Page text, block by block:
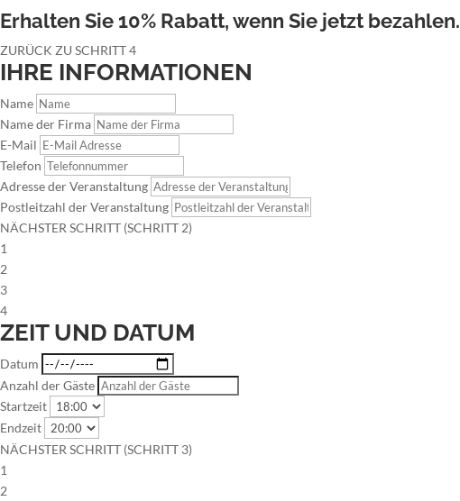
Erhalten Sie 10% Rabatt, wenn Sie jetzt bezahlen.
ZURÜCK ZU SCHRITT 4
IHRE INFORMATIONEN
Name
Name der Firma
E-Mail
Telefon
Adresse der Veranstaltung
Postleitzahl der Veranstaltung
NÄCHSTER SCHRITT (SCHRITT 2)
1
2
3
4
ZEIT UND DATUM
Datum
Anzahl der Gäste
Startzeit
Endzeit
NÄCHSTER SCHRITT (SCHRITT 3)
1
2